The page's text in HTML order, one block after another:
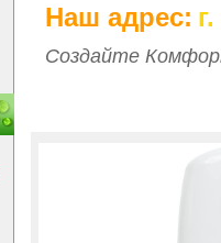
Наш адрес:
Создайте